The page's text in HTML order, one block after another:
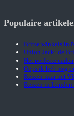
Populaire
Britse winkels in
Union Jack: de
Het perfecte
Oeps ik heb nog
Reizen naar het
Reizen in